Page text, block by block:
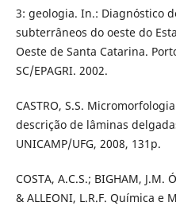
3: geologia. In.: Diagnóstico
subterrâneos do oeste do
Oeste de Santa Catarina.
SC/EPAGRI. 2002.
CASTRO, S.S.
descrição de lâminas
UNICAMP/UFG, 2008, 131p.
COSTA, A.C.S.; BIGHAM, J.M.
& ALLEONI, L.R.F. Química e